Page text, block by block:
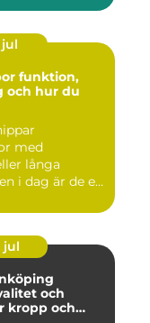
jul
och hur du
med
långa
i dag är de ett
jul
och
kropp och